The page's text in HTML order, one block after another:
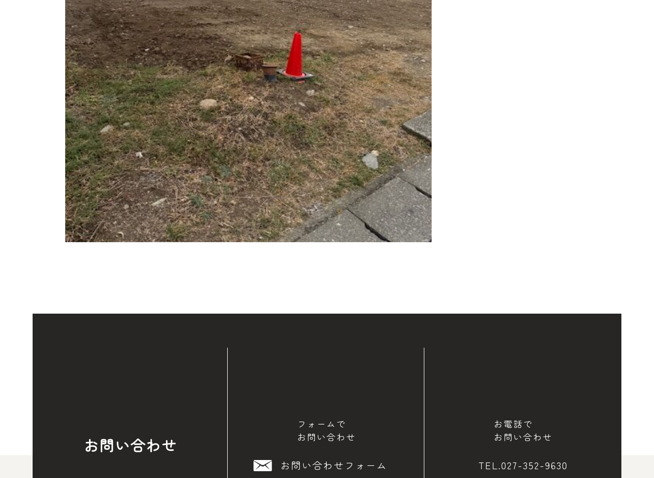
お問い合わせ
フォームで
お問い合わせ
お問い合わせフォーム
お電話で
お問い合わせ
TEL.027-352-9630